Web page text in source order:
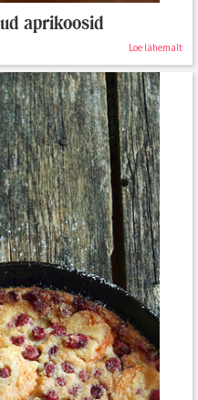
aprikoosid
Loe lähemalt